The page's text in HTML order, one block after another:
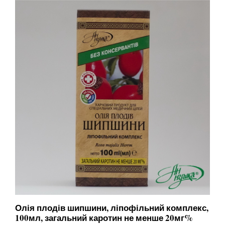
Олія плодів шипшини, ліпофільний комплекс,
100мл, загальний каротин не менше 20мг%